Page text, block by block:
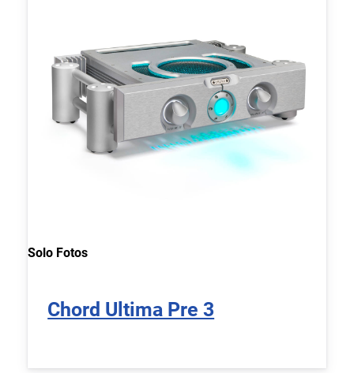
Solo Fotos
Chord Ultima Pre 3